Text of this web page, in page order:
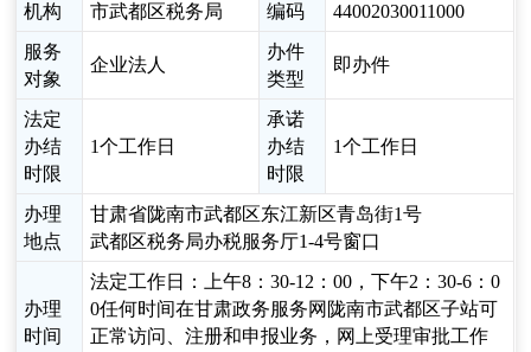
机构
市武都区税务局
编码
44002030011000
服务
对象
企业法人
办件
类型
即办件
法定
办结
时限
1个工作日
承诺
办结
时限
1个工作日
办理
地点
甘肃省陇南市武都区东江新区青岛街1号
武都区税务局办税服务厅1-4号窗口
办理
时间
法定工作日：上午8：30-12：00，下午2：30-6：0
0任何时间在甘肃政务服务网陇南市武都区子站可
正常访问、注册和申报业务，网上受理审批工作